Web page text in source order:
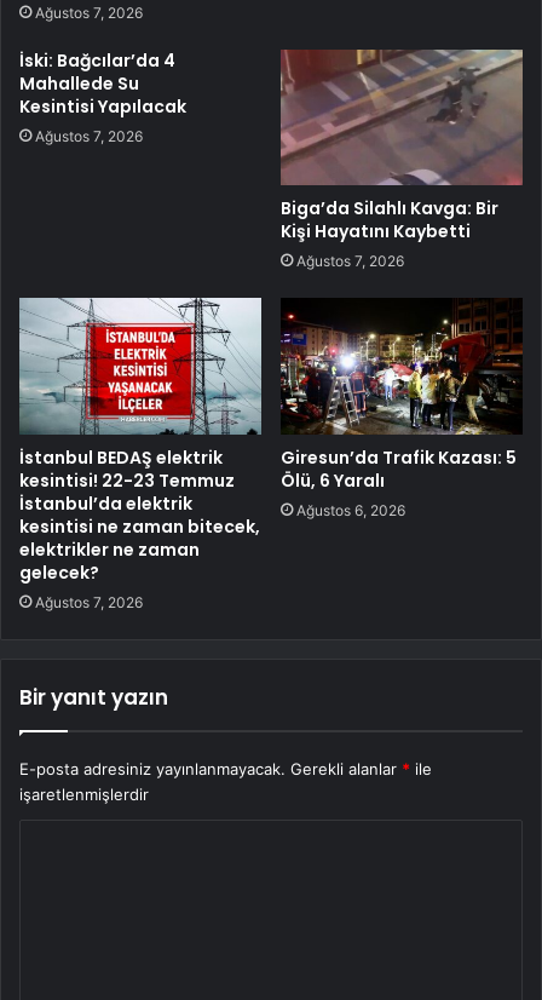
Ağustos 7, 2026
İski: Bağcılar’da 4
Mahallede Su
Kesintisi Yapılacak
Ağustos 7, 2026
Biga’da Silahlı Kavga: Bir
Kişi Hayatını Kaybetti
Ağustos 7, 2026
İstanbul BEDAŞ elektrik
kesintisi! 22-23 Temmuz
İstanbul’da elektrik
kesintisi ne zaman bitecek,
elektrikler ne zaman
gelecek?
Ağustos 7, 2026
Giresun’da Trafik Kazası: 5
Ölü, 6 Yaralı
Ağustos 6, 2026
Bir yanıt yazın
E-posta adresiniz yayınlanmayacak. Gerekli alanlar * ile
işaretlenmişlerdir